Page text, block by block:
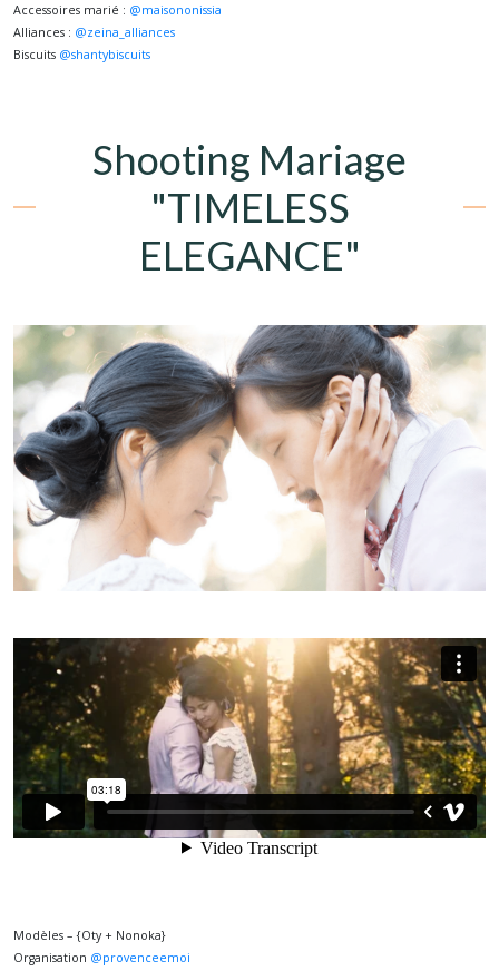
Accessoires marié : @maisononissia
Alliances : @zeina_alliances
Biscuits @shantybiscuits
Shooting Mariage
"TIMELESS
ELEGANCE"
Modèles – {Oty + Nonoka}⠀⠀⠀⠀⠀⠀⠀⠀⠀⠀⁠
Organisation @provenceemoi